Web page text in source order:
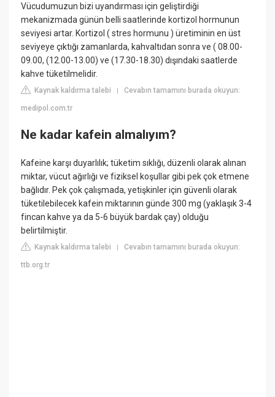
Vücudumuzun bizi uyandırması için geliştirdiği
mekanizmada günün belli saatlerinde kortizol hormunun
seviyesi artar. Kortizol ( stres hormunu ) üretiminin en üst
seviyeye çıktığı zamanlarda, kahvaltıdan sonra ve ( 08.00-
09.00, (12.00-13.00) ve (17.30-18.30) dışındaki saatlerde
kahve tüketilmelidir.
Kaynak kaldırma talebi |Cevabın tamamını burada okuyun:
medipol.com.tr
Ne kadar kafein almalıyım?
Kafeine karşı duyarlılık; tüketim sıklığı, düzenli olarak alınan
miktar, vücut ağırlığı ve fiziksel koşullar gibi pek çok etmene
bağlıdır. Pek çok çalışmada, yetişkinler için güvenli olarak
tüketilebilecek kafein miktarının günde 300 mg (yaklaşık 3-4
fincan kahve ya da 5-6 büyük bardak çay) olduğu
belirtilmiştir.
Kaynak kaldırma talebi |Cevabın tamamını burada okuyun:
ttb.org.tr